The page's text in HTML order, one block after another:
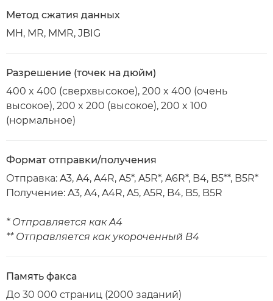
Метод сжатия данных
MH, MR, MMR, JBIG
Разрешение (точек на дюйм)
400 x 400 (сверхвысокое), 200 x 400 (очень
высокое), 200 x 200 (высокое), 200 x 100
(нормальное)
Формат отправки/получения
Отправка: A3, A4, A4R, A5*, A5R*, A6R*, B4, B5**, B5R*
Получение: A3, A4, A4R, A5, A5R, B4, B5, B5R
* Отправляется как A4
** Отправляется как укороченный B4
Память факса
До 30 000 страниц (2000 заданий)